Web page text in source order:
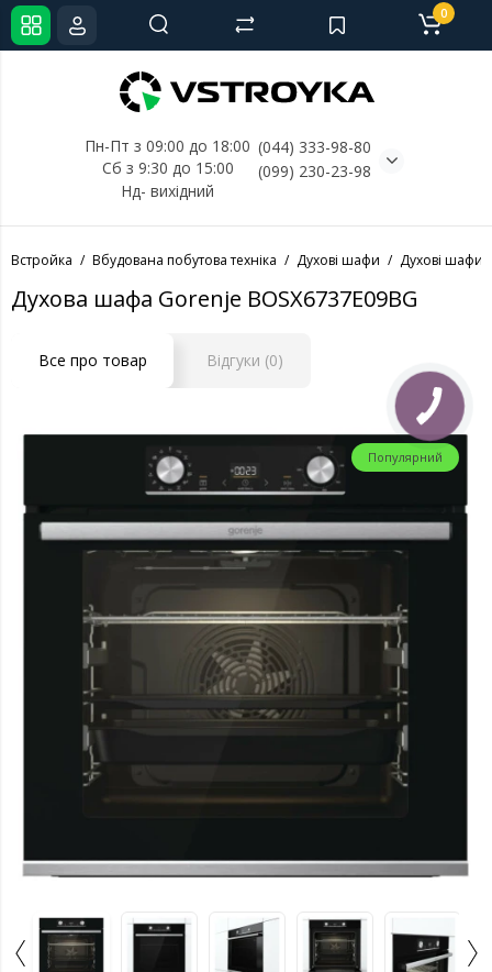
Пн-Пт з 09:00 до 18:00
Сб з 9:30 до 15:00
Нд- вихідний
(044) 333-98-80
(099) 230-23-98
0
Встройка Вбудована побутова техніка Духові шафи Духові шафи
Духова шафа Gorenje BOSX6737E09BG
Все про товар Відгуки (0)
Популярний